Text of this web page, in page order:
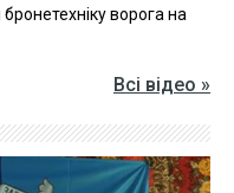
бронетехніку ворога на
Всі відео »